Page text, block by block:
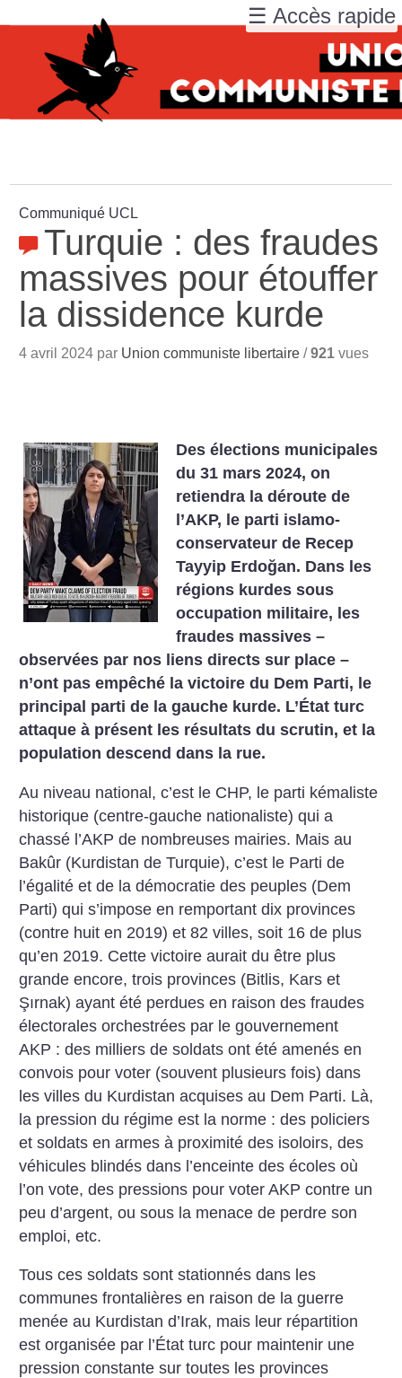
Communiqué UCL
Turquie : des fraudes
massives pour étouffer
la dissidence kurde
4 avril 2024 par Union communiste libertaire /921 vues
Des élections municipales
du 31 mars 2024, on
retiendra la déroute de
l’AKP, le parti islamo-
conservateur de Recep
Tayyip Erdoğan. Dans les
régions kurdes sous
occupation militaire, les
fraudes massives –
observées par nos liens directs sur place –
n’ont pas empêché la victoire du Dem Parti, le
principal parti de la gauche kurde. L’État turc
attaque à présent les résultats du scrutin, et la
population descend dans la rue.
Au niveau national, c’est le CHP, le parti kémaliste
historique (centre-gauche nationaliste) qui a
chassé l’AKP de nombreuses mairies. Mais au
Bakûr (Kurdistan de Turquie), c’est le Parti de
l’égalité et de la démocratie des peuples (Dem
Parti) qui s’impose en remportant dix provinces
(contre huit en 2019) et 82 villes, soit 16 de plus
qu’en 2019. Cette victoire aurait du être plus
grande encore, trois provinces (Bitlis, Kars et
Şırnak) ayant été perdues en raison des fraudes
électorales orchestrées par le gouvernement
AKP : des milliers de soldats ont été amenés en
convois pour voter (souvent plusieurs fois) dans
les villes du Kurdistan acquises au Dem Parti. Là,
la pression du régime est la norme : des policiers
et soldats en armes à proximité des isoloirs, des
véhicules blindés dans l’enceinte des écoles où
l’on vote, des pressions pour voter AKP contre un
peu d’argent, ou sous la menace de perdre son
emploi, etc.
Tous ces soldats sont stationnés dans les
communes frontalières en raison de la guerre
menée au Kurdistan d’Irak, mais leur répartition
est organisée par l’État turc pour maintenir une
pression constante sur toutes les provinces
☰ Accès rapide